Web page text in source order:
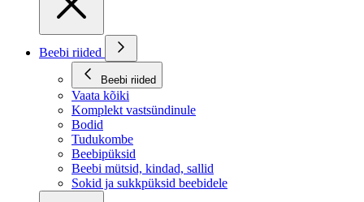
Beebi riided
Beebi riided
Vaata kõiki
Komplekt vastsündinule
Bodid
Tudukombe
Beebipüksid
Beebi mütsid, kindad, sallid
Sokid ja sukkpüksid beebidele